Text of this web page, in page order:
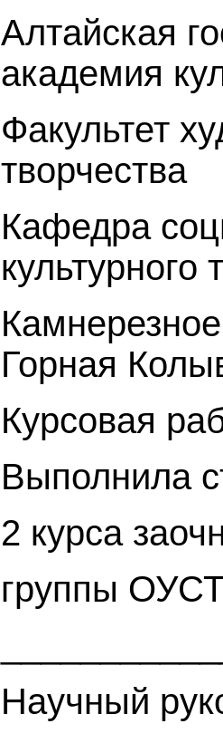
Алтайская
академия
Факультет
творчества
Кафедра
культурного
Горная
Курсовая
Выполнила
2 курса
группы
Научный